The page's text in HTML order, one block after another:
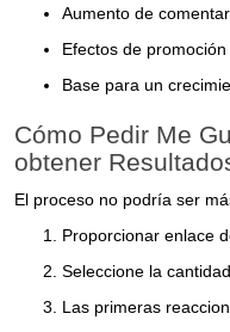
Aumento de
Efectos de
Base para un
Cómo Pedir Me
obtener
El proceso no podría ser
Proporcionar enlace
Seleccione la
Las primeras